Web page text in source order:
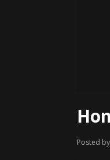
Posted by